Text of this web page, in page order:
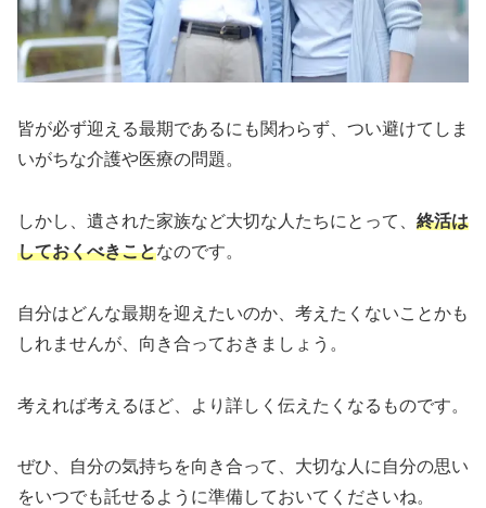
皆が必ず迎える最期であるにも関わらず、つい避けてしま
いがちな介護や医療の問題。
しかし、遺された家族など大切な人たちにとって、 終活は
しておくべきことなのです。
自分はどんな最期を迎えたいのか、考えたくないことかも
しれませんが、向き合っておきましょう。
考えれば考えるほど、より詳しく伝えたくなるものです。
ぜひ、自分の気持ちを向き合って、大切な人に自分の思い
をいつでも託せるように準備しておいてくださいね。